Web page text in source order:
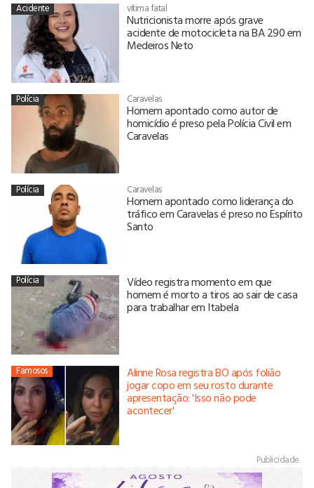
Acidente vítima fatal
Nutricionista morre após grave
acidente de motocicleta na BA 290 em
Medeiros Neto
Polícia Caravelas
Homem apontado como autor de
homicídio é preso pela Polícia Civil em
Caravelas
Polícia Caravelas
Homem apontado como liderança do
tráfico em Caravelas é preso no Espírito
Santo
Polícia Vídeo registra momento em que
homem é morto a tiros ao sair de casa
para trabalhar em Itabela
Famosos Alinne Rosa registra BO após folião
jogar copo em seu rosto durante
apresentação: 'Isso não pode
acontecer'
Publicidade